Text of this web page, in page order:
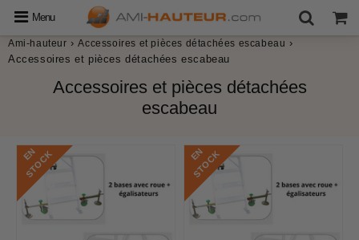
Menu
Ami-hauteur › Accessoires et pièces détachées escabeau ›
Accessoires et pièces détachées escabeau
Accessoires et pièces détachées
escabeau
E
N
S
T
O
C
K E
N
S
T
O
C
K